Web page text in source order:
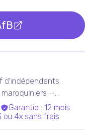
d'indépendants
—
ne sera pas une
Garantie : 12 mois
ou 4x sans frais